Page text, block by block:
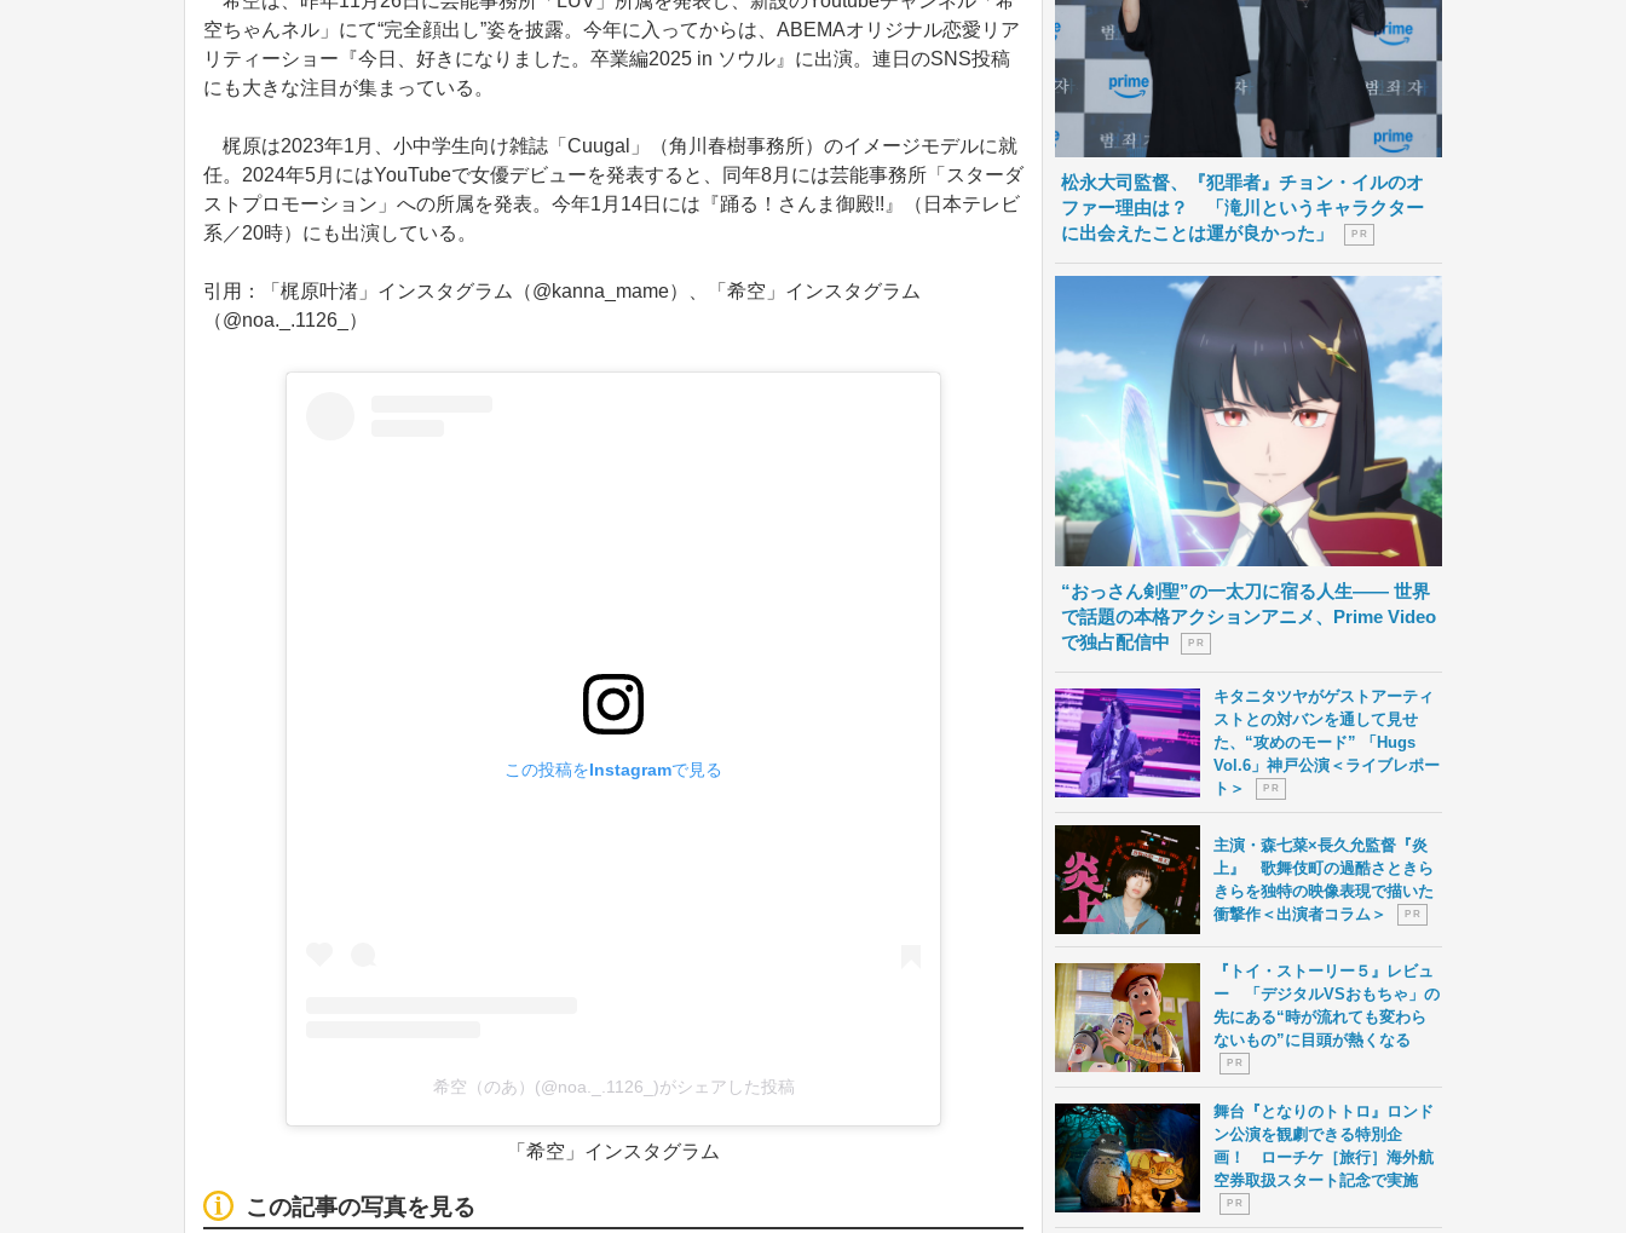
空ちゃんネル」にて“完全顔出し”姿を披露。今年に入ってからは、ABEMAオリジナル恋愛リア
リティーショー『今日、好きになりました。卒業編2025 in ソウル』に出演。連日のSNS投稿
にも大きな注目が集まっている。
梶原は2023年1月、小中学生向け雑誌「Cuugal」（‎角川春樹事務所）のイメージモデルに就
任。2024年5月にはYouTubeで女優デビューを発表すると、同年8月には芸能事務所「スターダ
ストプロモーション」への所属を発表。今年1月14日には『踊る！さんま御殿!!』（日本テレビ
系／20時）にも出演している。
引用：「梶原叶渚」インスタグラム（@kanna_mame）、「希空」インスタグラム
（@noa._.1126_）
この投稿をInstagramで見る
希空（のあ）(@noa._.1126_)がシェアした投稿
「希空」インスタグラム
この記事の写真を見る
松永大司監督、『犯罪者』チョン・イルのオ
ファー理由は？ 「滝川というキャラクター
に出会えたことは運が良かった」
P R
“おっさん剣聖”の一太刀に宿る人生―― 世界
で話題の本格アクションアニメ、Prime Video
で独占配信中
P R
キタニタツヤがゲストアーティ
ストとの対バンを通して見せ
た、“攻めのモード” 「Hugs
Vol.6」神戸公演＜ライブレポー
ト＞
P R
主演・森七菜×長久允監督『炎
上』 歌舞伎町の過酷さときら
きらを独特の映像表現で描いた
衝撃作＜出演者コラム＞
P R
『トイ・ストーリー５』レビュ
ー 「デジタルVSおもちゃ」の
先にある“時が流れても変わら
ないもの”に目頭が熱くなる
P R
舞台『となりのトトロ』ロンド
ン公演を観劇できる特別企
画！ ローチケ［旅行］海外航
空券取扱スタート記念で実施
P R